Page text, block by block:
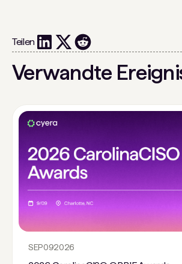
Teilen
Verwandte
SEP092026